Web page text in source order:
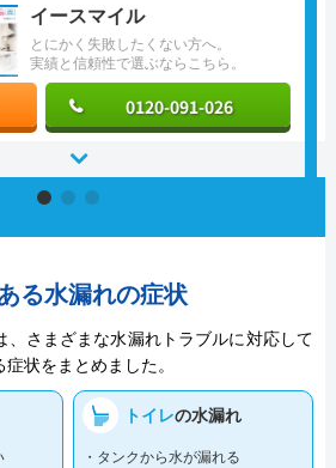
とにかく失敗したくない方へ。
実績と信頼性で選ぶならこちら。
イースマイル
0120-091-026
る水漏れの症状
、さまざまな水漏れトラブルに対応して
状をまとめました。
トイレの水漏れ
・タンクから水が漏れる